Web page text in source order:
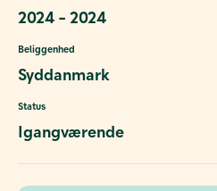
2024 - 2024
Beliggenhed
Syddanmark
Status
Igangværende